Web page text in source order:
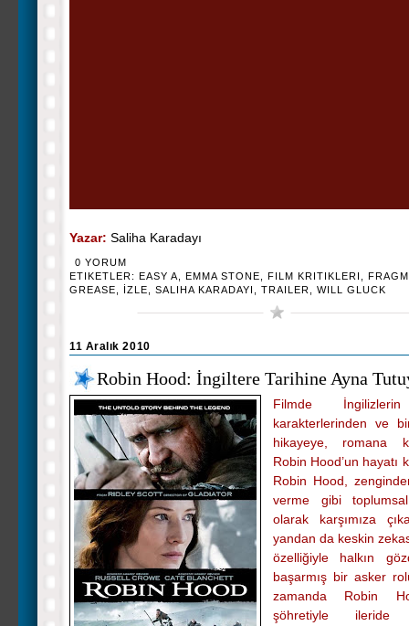
Yazar: Saliha Karadayı
0 YORUM
ETIKETLER:
EASY A EMMA STONE FILM KRITIKLERI
GREASE
İZLE SALIHA KARADAYI TRAILER WILL GLUCK
11 Aralık 2010
Robin Hood: İngiltere Tarihine Ayna
Filmde
karakterlerinden ve
hikayeye, romana
Robin Hood’un hayatı
Robin Hood,
verme gibi
olarak karşımıza
yandan da keskin
özelliğiyle halkın
başarmış bir asker
zamanda Robin
şöhretiyle ileride